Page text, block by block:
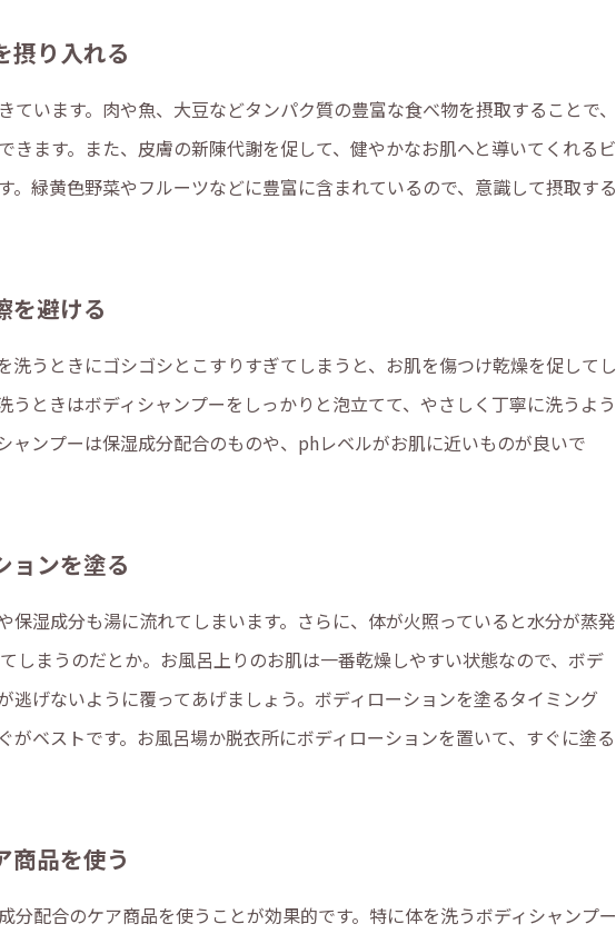
摂り入れる
ています。肉や魚、大豆などタンパク質の豊富な食べ物を摂取することで、
きます。また、皮膚の新陳代謝を促して、健やかなお肌へと導いてくれるビ
。緑黄色野菜やフルーツなどに豊富に含まれているので、意識して摂取する
を避ける
洗うときにゴシゴシとこすりすぎてしまうと、お肌を傷つけ乾燥を促してし
うときはボディシャンプーをしっかりと泡立てて、やさしく丁寧に洗うよう
ャンプーは保湿成分配合のものや、phレベルがお肌に近いものが良いで
ョンを塗る
保湿成分も湯に流れてしまいます。さらに、体が火照っていると水分が蒸発
しまうのだとか。お風呂上りのお肌は一番乾燥しやすい状態なので、ボデ
逃げないように覆ってあげましょう。ボディローションを塗るタイミング
がベストです。お風呂場か脱衣所にボディローションを置いて、すぐに塗る
商品を使う
分配合のケア商品を使うことが効果的です。特に体を洗うボディシャンプー